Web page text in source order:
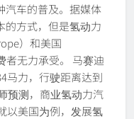
汽车的普及。据媒体
的方式，但是氢动力
）和美国
者无力承受。 马赛迪
马力，行驶距离达到
预测，商业氢动力汽
以美国为例，发展氢